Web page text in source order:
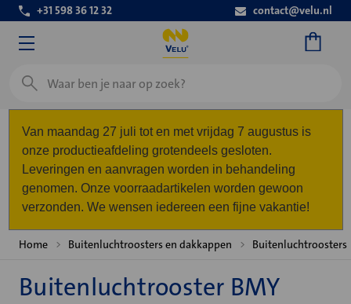
+31 598 36 12 32 contact@velu.nl
Zoeken
Van maandag 27 juli tot en met vrijdag 7 augustus is
onze productieafdeling grotendeels gesloten.
Leveringen en aanvragen worden in behandeling
genomen. Onze voorraadartikelen worden gewoon
verzonden. We wensen iedereen een fijne vakantie!
Home Buitenluchtroosters en dakkappen Buitenluchtroosters
Buitenluchtrooster BMY